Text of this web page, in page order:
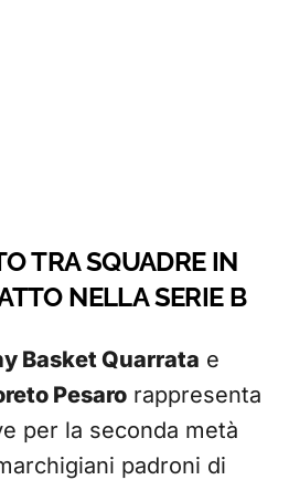
TRA SQUADRE IN
NELLA SERIE B
Basket Quarrata e
Pesaro rappresenta
per la seconda metà
padroni di